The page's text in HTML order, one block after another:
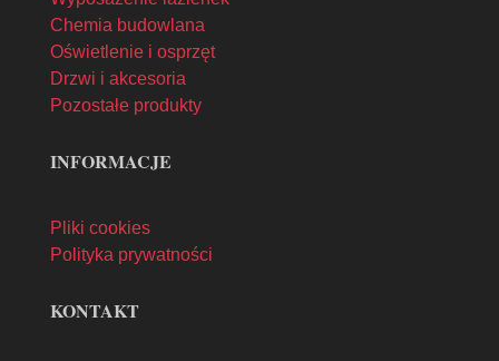
Chemia budowlana
Oświetlenie i osprzęt
Drzwi i akcesoria
Pozostałe produkty
INFORMACJE
Pliki cookies
Polityka prywatności
KONTAKT